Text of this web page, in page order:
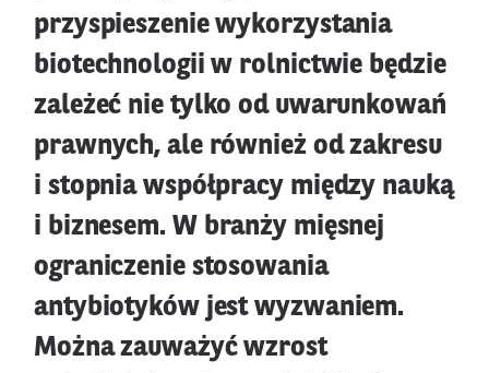
przyspieszenie wykorzystania
biotechnologii w rolnictwie będzie
zależeć nie tylko od uwarunkowań
prawnych, ale również od zakresu
i stopnia współpracy między nauką
i biznesem. W branży mięsnej
ograniczenie stosowania
antybiotyków jest wyzwaniem.
Można zauważyć wzrost